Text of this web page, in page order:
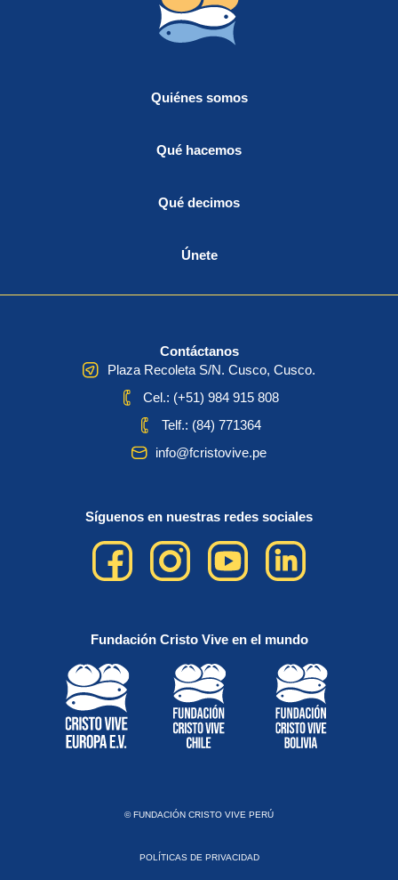
Quiénes somos
Qué hacemos
Qué decimos
Únete
Contáctanos
Plaza Recoleta S/N. Cusco, Cusco.
Cel.: (+51) 984 915 808
Telf.: (84) 771364
info@fcristovive.pe
Síguenos en nuestras redes sociales
Fundación Cristo Vive en el mundo
© FUNDACIÓN CRISTO VIVE PERÚ
POLÍTICAS DE PRIVACIDAD